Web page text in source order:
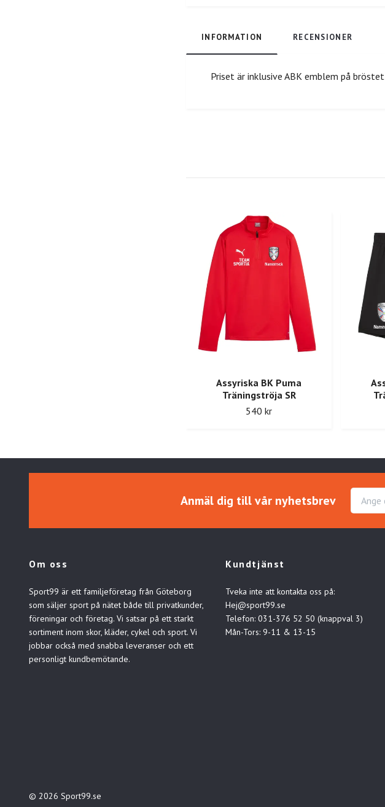
INFORMATION RECENSIONER
Priset är inklusive ABK emblem på
Assyriska BK Puma
Träningströja SR
540 kr
Anmäl dig till vår nyhetsbrev
Om oss
Sport99 är ett familjeföretag från Göteborg
som säljer sport på nätet både till privatkunder,
föreningar och företag. Vi satsar på ett starkt
sortiment inom skor, kläder, cykel och sport. Vi
jobbar också med snabba leveranser och ett
personligt kundbemötande.
Kundtjänst
Tveka inte att kontakta oss på:
Hej@sport99.se
Telefon: 031-376 52 50 (knappval 3)
Mån-Tors: 9-11 & 13-15
© 2026 Sport99.se